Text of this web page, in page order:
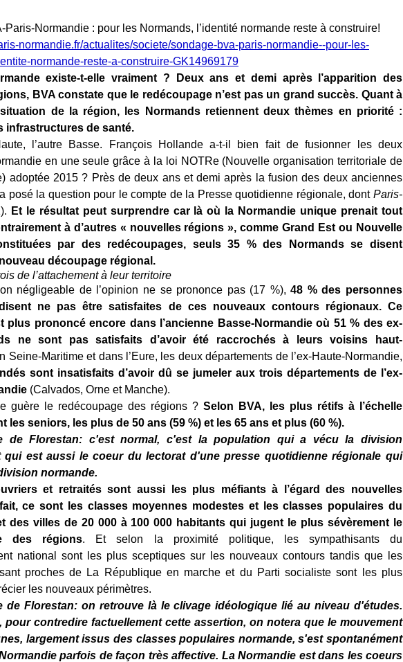
Paris-Normandie : pour les Normands, l’identité normande reste à construire!
normandie.fr/actualites/societe/sondage-bva-paris-normandie--pour-les-
normande-reste-a-construire-GK14969179
existe-t-elle vraiment ? Deux ans et demi après l’apparition des
BVA constate que le redécoupage n’est pas un grand succès. Quant à
de la région, les Normands retiennent deux thèmes en priorité :
infrastructures de santé.
l’autre Basse. François Hollande a-t-il bien fait de fusionner les deux
en une seule grâce à la loi NOTRe (Nouvelle organisation territoriale de
adoptée 2015 ? Près de deux ans et demi après la fusion des deux anciennes
posé la question pour le compte de la Presse quotidienne régionale, dont Paris-
Et le résultat peut surprendre car là où la Normandie unique prenait tout
à d’autres « nouvelles régions », comme Grand Est ou Nouvelle
par des redécoupages, seuls 35 % des Normands se disent
découpage régional.
de l’attachement à leur territoire
négligeable de l’opinion ne se prononce pas (17 %),48 % des personnes
ne pas être satisfaites de ces nouveaux contours régionaux. Ce
plus prononcé encore dans l’ancienne Basse-Normandie où 51 % des ex-
ne sont pas satisfaits d’avoir été raccrochés à leurs voisins haut-
Seine-Maritime et dans l’Eure, les deux départements de l’ex-Haute-Normandie,
sont insatisfaits d’avoir dû se jumeler aux trois départements de l’ex-
(Calvados, Orne et Manche).
guère le redécoupage des régions ? Selon BVA, les plus rétifs à l’échelle
les seniors, les plus de 50 ans (59 %) et les 65 ans et plus (60 %).
de Florestan: c'est normal, c'est la population qui a vécu la division
qui est aussi le coeur du lectorat d'une presse quotidienne régionale qui
normande.
et retraités sont aussi les plus méfiants à l’égard des nouvelles
ce sont les classes moyennes modestes et les classes populaires du
des villes de 20 000 à 100 000 habitants qui jugent le plus sévèrement le
des régions. Et selon la proximité politique, les sympathisants du
national sont les plus sceptiques sur les nouveaux contours tandis que les
proches de La République en marche et du Parti socialiste sont les plus
les nouveaux périmètres.
de Florestan: on retrouve là le clivage idéologique lié au niveau d'études.
pour contredire factuellement cette assertion, on notera que le mouvement
largement issus des classes populaires normande, s'est spontanément
parfois de façon très affective. La Normandie est dans les coeurs